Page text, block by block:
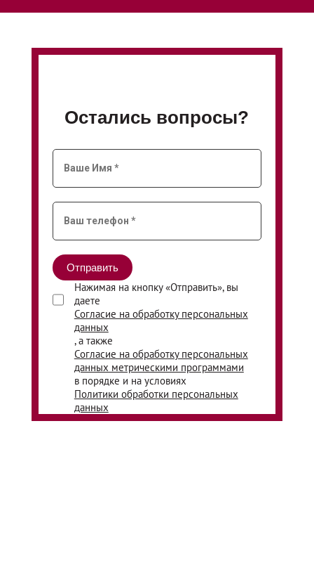
Остались вопросы?
Нажимая на кнопку «Отправить», вы
даете
Согласие на обработку персональных
данных
, а также
Согласие на обработку персональных
данных метрическими программами
в порядке и на условиях
Политики обработки персональных
данных